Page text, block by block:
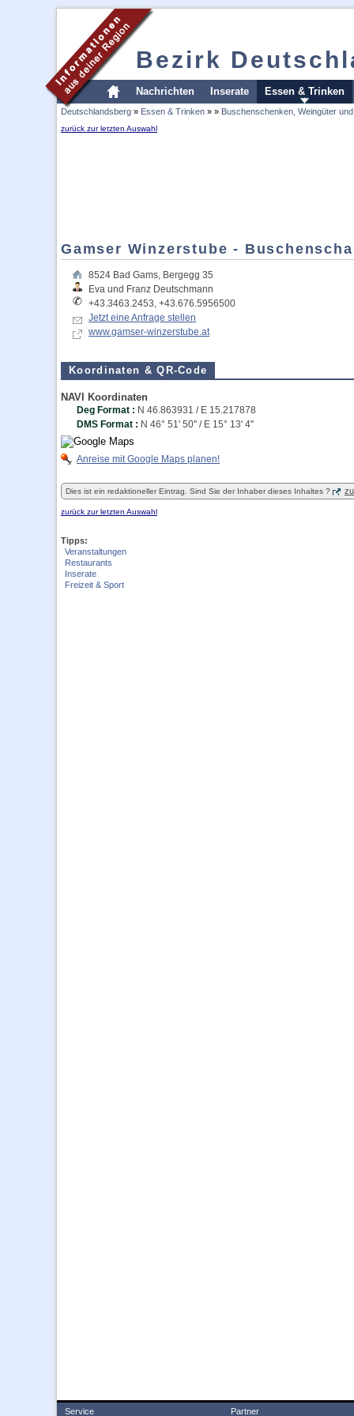
Bezirk
Nachrichten Inserate Essen & Trinken
Deutschlandsberg » Essen & Trinken » » Buschenschenken, Weingüter
zurück zur letzten Auswahl
Gamser Winzerstube -
8524 Bad Gams, Bergegg 35
Eva und Franz Deutschmann
+43.3463.2453, +43.676.5956500
Jetzt eine Anfrage stellen
www.gamser-winzerstube.at
Koordinaten & QR-Code
NAVI Koordinaten
Deg Format : N 46.863931 / E 15.217878
DMS Format : N 46° 51' 50'' / E 15° 13' 4''
Anreise mit Google Maps planen!
Dies ist ein redaktioneller Eintrag. Sind Sie der Inhaber dieses Inhaltes ?
zurück zur letzten Auswahl
Tipps:
Veranstaltungen
Restaurants
Inserate
Freizeit & Sport
Service Partner